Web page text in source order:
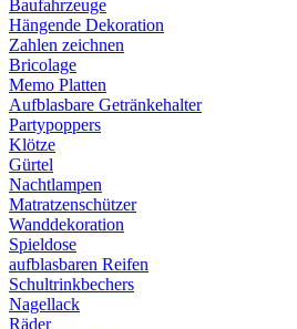
Baufahrzeuge
Hängende Dekoration
Zahlen zeichnen
Bricolage
Memo Platten
Aufblasbare Getränkehalter
Partypoppers
Klötze
Gürtel
Nachtlampen
Matratzenschützer
Wanddekoration
Spieldose
aufblasbaren Reifen
Schultrinkbechers
Nagellack
Räder